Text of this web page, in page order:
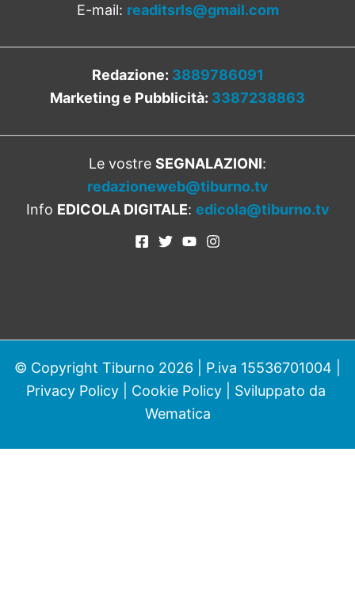
E-mail: readitsrls@gmail.com
Redazione: 3889786091
Marketing e Pubblicità: 3387238863
Le vostre SEGNALAZIONI:
redazioneweb@tiburno.tv
Info EDICOLA DIGITALE: edicola@tiburno.tv
© Copyright Tiburno 2026 | P.iva 15536701004 |
Privacy Policy| Cookie Policy| Sviluppato da
Wematica